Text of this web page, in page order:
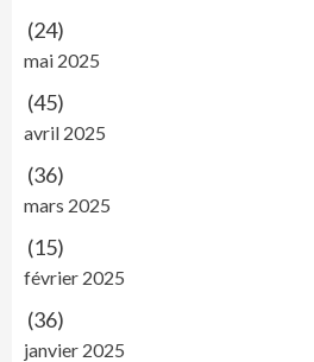
(24)
mai 2025
(45)
avril 2025
(36)
mars 2025
(15)
février 2025
(36)
janvier 2025